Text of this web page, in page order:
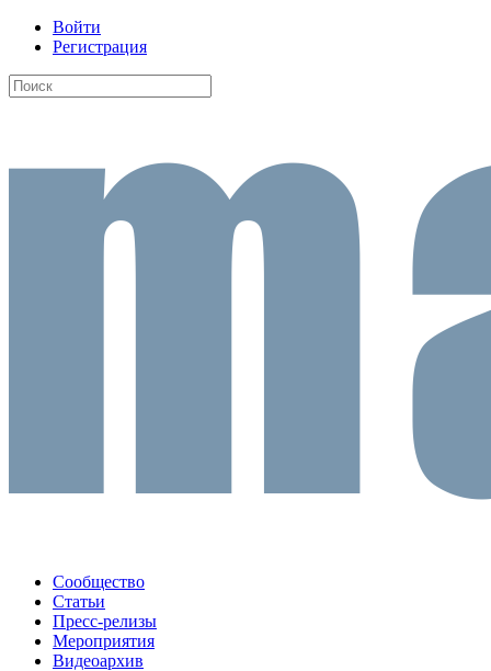
Войти
Регистрация
Сообщество
Статьи
Пресс-релизы
Мероприятия
Видеоархив